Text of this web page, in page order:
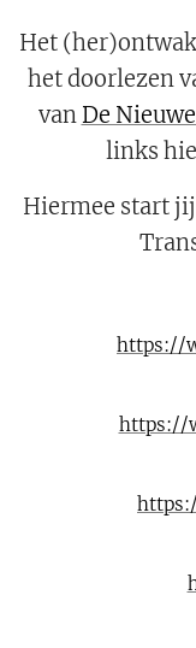
Het
het doorlezen
vanDe
links
Hiermee start
https://
https://